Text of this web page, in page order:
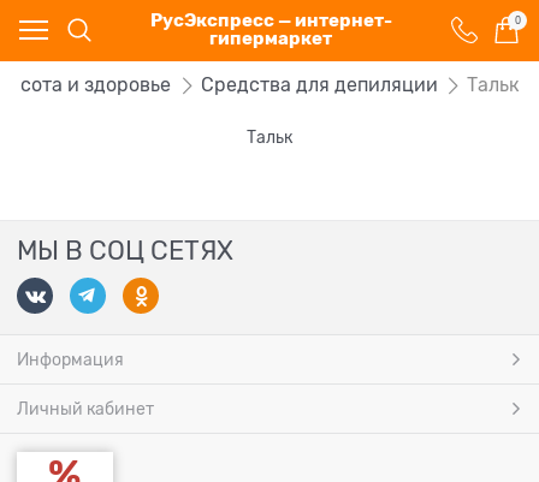
РусЭкспресс — интернет-
гипермаркет
0
и здоровье Средства для депиляции Тальк
Тальк
МЫ В СОЦ СЕТЯХ
Информация
Личный кабинет